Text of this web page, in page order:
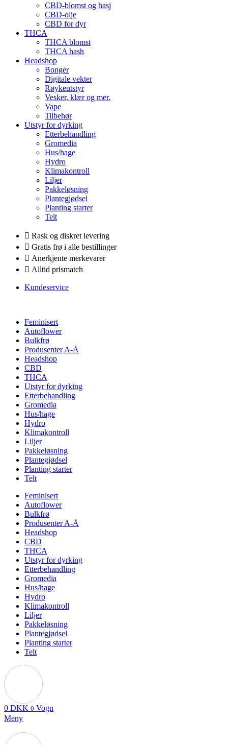
CBD-blomst og hasj
CBD-olje
CBD for dyr
THCA
THCA blomst
THCA hash
Headshop
Bonger
Digitale vekter
Røykeutstyr
Vesker, klær og mer.
Vape
Tilbehør
Utstyr for dyrking
Etterbehandling
Gromedia
Hus/hage
Hydro
Klimakontroll
Liljer
Pakkeløsning
Plantegjødsel
Planting starter
Telt
Rask og diskret levering
Gratis frø i alle bestillinger
Anerkjente merkevarer
Alltid prismatch
Kundeservice
Feminisert
Autoflower
Bulkfrø
Produsenter A-Å
Headshop
CBD
THCA
Utstyr for dyrking
Etterbehandling
Gromedia
Hus/hage
Hydro
Klimakontroll
Liljer
Pakkeløsning
Plantegjødsel
Planting starter
Telt
Feminisert
Autoflower
Bulkfrø
Produsenter A-Å
Headshop
CBD
THCA
Utstyr for dyrking
Etterbehandling
Gromedia
Hus/hage
Hydro
Klimakontroll
Liljer
Pakkeløsning
Plantegjødsel
Planting starter
Telt
0 DKK 0 Vogn
Meny